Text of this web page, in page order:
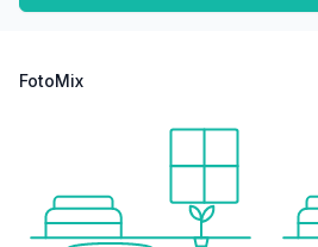
FotoMix